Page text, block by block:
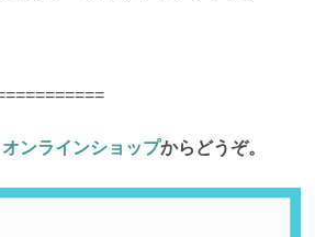
オンラインショップからどうぞ。